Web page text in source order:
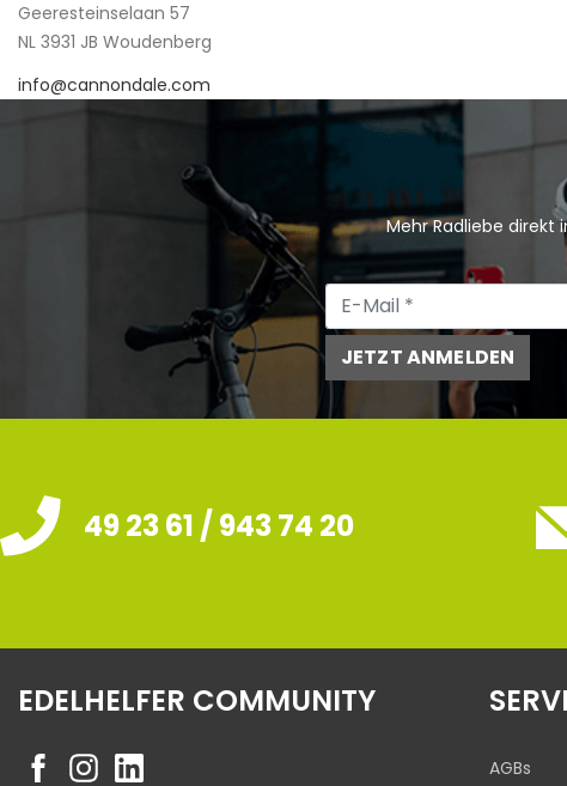
Geeresteinselaan 57
NL 3931 JB Woudenberg
info@cannondale.com
Mehr Radliebe direkt
JETZT ANMELDEN
49 23 61 / 943 74 20
EDELHELFER COMMUNITY
AGBs